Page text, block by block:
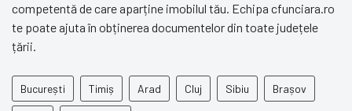
competentă de care aparține imobilul tău. Echipa cfunciara.ro
te poate ajuta în obținerea documentelor din toate județele
țării.
București Timiș Arad Cluj Sibiu Brașov